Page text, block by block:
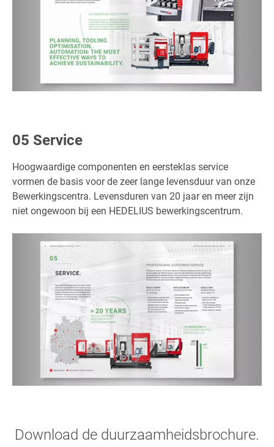
05 Service
Hoogwaardige componenten en eersteklas service
vormen de basis voor de zeer lange levensduur van onze
Bewerkingscentra. Levensduren van 20 jaar en meer zijn
niet ongewoon bij een HEDELIUS bewerkingscentrum.
Download de duurzaamheidsbrochure.